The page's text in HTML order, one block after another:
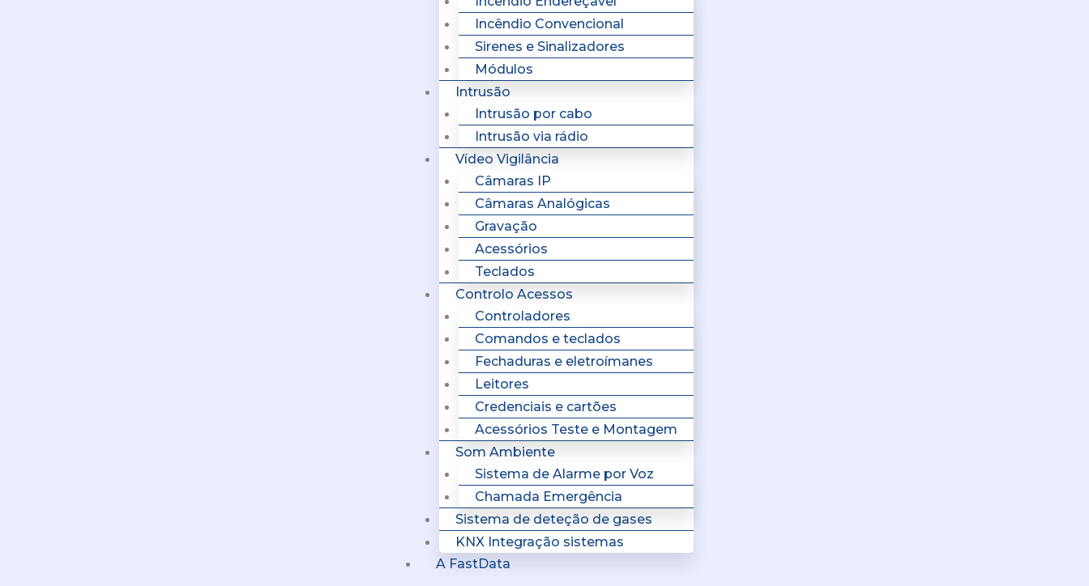
Incêndio Convencional
Sirenes e Sinalizadores
Módulos
Intrusão
Intrusão por cabo
Intrusão via rádio
Vídeo Vigilância
Câmaras IP
Câmaras Analógicas
Gravação
Acessórios
Teclados
Controlo Acessos
Controladores
Comandos e teclados
Fechaduras e eletroímanes
Leitores
Credenciais e cartões
Acessórios Teste e Montagem
Som Ambiente
Sistema de Alarme por Voz
Chamada Emergência
Sistema de deteção de gases
KNX Integração sistemas
A FastData